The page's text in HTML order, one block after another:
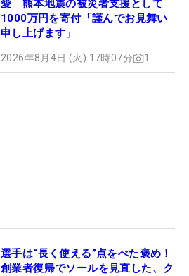
愛 熊本地震の被災者支援として
1000万円を寄付「謹んでお見舞い
申し上げます」
2026年8月4日 (火) 17時07分 1
選手は“長く使える”点をべた褒め！
創業者復帰でソールを見直した、ク